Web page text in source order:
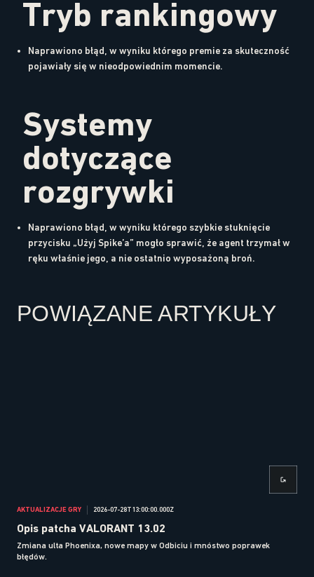
Tryb rankingowy
Naprawiono błąd, w wyniku którego premie za skuteczność
pojawiały się w nieodpowiednim momencie.
Systemy
dotyczące
rozgrywki
Naprawiono błąd, w wyniku którego szybkie stuknięcie
przycisku „Użyj Spike’a” mogło sprawić, że agent trzymał w
ręku właśnie jego, a nie ostatnio wyposażoną broń.
POWIĄZANE ARTYKUŁY
AKTUALIZACJE GRY 2026-07-28T13:00:00.000Z
Opis patcha VALORANT 13.02
Zmiana ulta Phoenixa, nowe mapy w Odbiciu i mnóstwo poprawek
błędów.